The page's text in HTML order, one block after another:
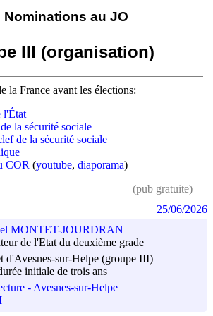
Nominations au JO
III (organisation)
la France avant les élections:
l'État
la sécurité sociale
de la sécurité sociale
COR (youtube, diaporama)
(pub gratuite)
MONTET-JOURDRAN
de l'Etat du deuxième grade
d'Avesnes-sur-Helpe (groupe III)
initiale de trois ans
- Avesnes-sur-Helpe
25/06/2026